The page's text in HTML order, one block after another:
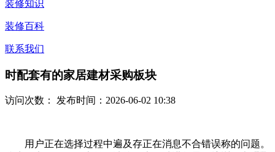
装修知识
装修百科
联系我们
时配套有的家居建材采购板块
访问次数： 发布时间：2026-06-02 10:38
用户正在选择过程中遍及存正在消息不合错误称的问题。